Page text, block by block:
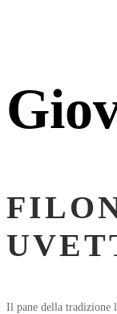
Il pane della tradizione